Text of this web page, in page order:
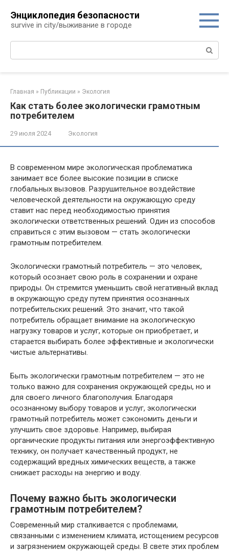
контенту
Энциклопедия безопасности
survive in city/выживание в городе
Поиск:
Главная » Публикации » Экология
Как стать более экологически грамотным
потребителем
29 июля 2024 Экология
В современном мире экологическая проблематика
занимает все более высокие позиции в списке
глобальных вызовов. Разрушительное воздействие
человеческой деятельности на окружающую среду
ставит нас перед необходимостью принятия
экологически ответственных решений. Один из способов
справиться с этим вызовом — стать экологически
грамотным потребителем.
Экологически грамотный потребитель — это человек,
который осознает свою роль в сохранении и охране
природы. Он стремится уменьшить свой негативный вклад
в окружающую среду путем принятия осознанных
потребительских решений. Это значит, что такой
потребитель обращает внимание на экологическую
нагрузку товаров и услуг, которые он приобретает, и
старается выбирать более эффективные и экологически
чистые альтернативы.
Быть экологически грамотным потребителем — это не
только важно для сохранения окружающей среды, но и
для своего личного благополучия. Благодаря
осознанному выбору товаров и услуг, экологически
грамотный потребитель может сэкономить деньги и
улучшить свое здоровье. Например, выбирая
органические продукты питания или энергоэффективную
технику, он получает качественный продукт, не
содержащий вредных химических веществ, а также
снижает расходы на энергию и воду.
Почему важно быть экологически
грамотным потребителем?
Современный мир сталкивается с проблемами,
связанными с изменением климата, истощением ресурсов
и загрязнением окружающей среды. В свете этих проблем